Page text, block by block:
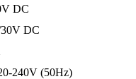
DC
DC
240V (50Hz)